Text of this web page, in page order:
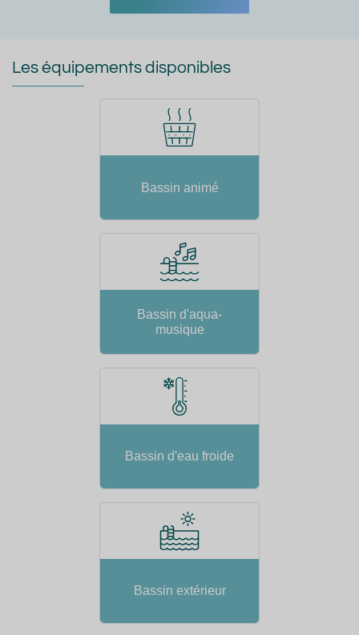
Les équipements disponibles
Bassin animé
Bassin d'aqua-
musique
Bassin d'eau froide
Bassin extérieur